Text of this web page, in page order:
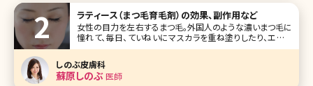
ない。手術を始めたのが午前10時だから、4時間以上も眠っ
ていたのだ。そ
ラティース（まつ毛育毛剤）の効果、副作用など
女性の目力を左右するまつ毛。外国人のような濃いまつ毛に
憧れて、毎日、ていねいにマスカラを重ね塗りしたり、エクス
テをつけて目力をアップさせているという方もいるのではな
いでしょうか。とはいえ、このようなまつ毛ケアに力を入れす
ぎると、かえってまつ毛を傷めてしまい、まつ毛が薄くなった
り、細くなったりすること
しのぶ皮膚科
蘇原しのぶ医師